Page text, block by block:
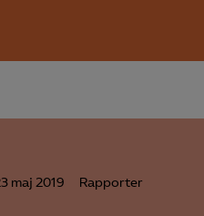
maj 2019 Rapporter